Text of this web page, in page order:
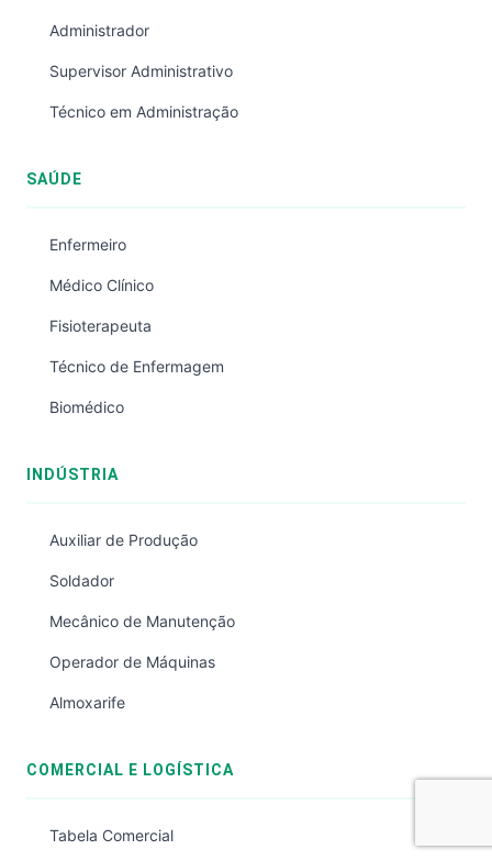
Administrador
Supervisor Administrativo
Técnico em Administração
SAÚDE
Enfermeiro
Médico Clínico
Fisioterapeuta
Técnico de Enfermagem
Biomédico
INDÚSTRIA
Auxiliar de Produção
Soldador
Mecânico de Manutenção
Operador de Máquinas
Almoxarife
COMERCIAL E LOGÍSTICA
Tabela Comercial